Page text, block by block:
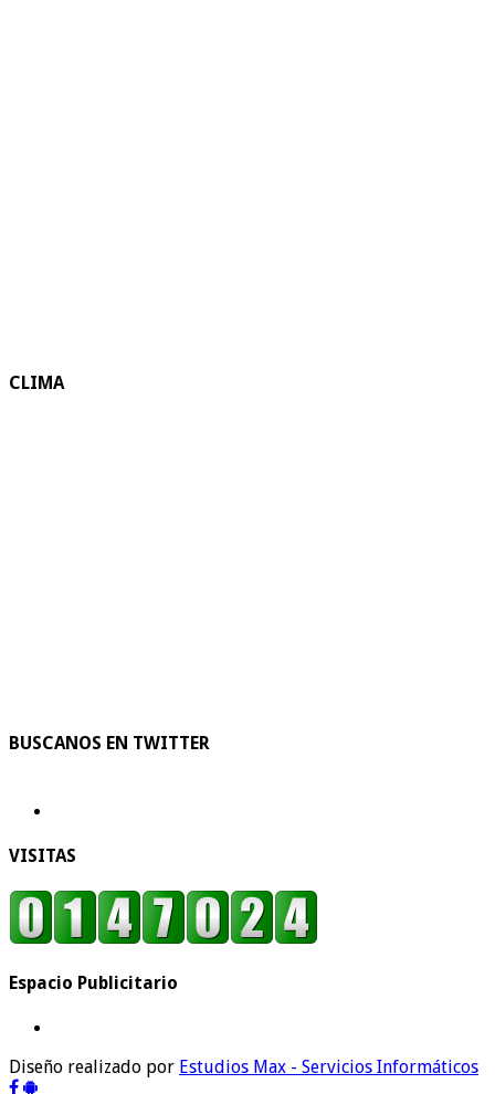
CLIMA
BUSCANOS EN TWITTER
VISITAS
Espacio Publicitario
Diseño realizado por Estudios Max - Servicios Informáticos